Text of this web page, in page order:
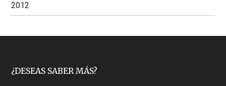
2012
Footer
¿DESEAS SABER MÁS?